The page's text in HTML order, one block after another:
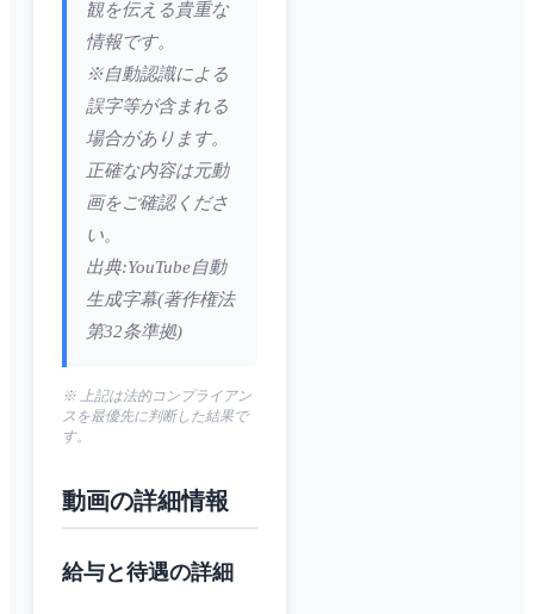
観を伝える貴重な
情報です。
※自動認識による
誤字等が含まれる
場合があります。
正確な内容は元動
画をご確認くださ
い。
出典:YouTube自動
生成字幕(著作権法
第32条準拠)
※ 上記は法的コンプライアン
スを最優先に判断した結果で
す。
動画の詳細情報
給与と待遇の詳細